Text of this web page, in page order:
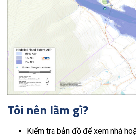
Tôi nên làm gì?
Kiểm tra bản đồ để xem nhà